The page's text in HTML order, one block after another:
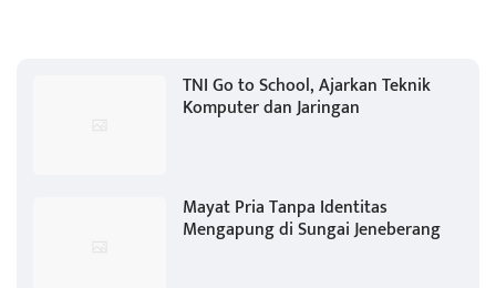
TNI Go to School, Ajarkan Teknik
Komputer dan Jaringan
Mayat Pria Tanpa Identitas
Mengapung di Sungai Jeneberang